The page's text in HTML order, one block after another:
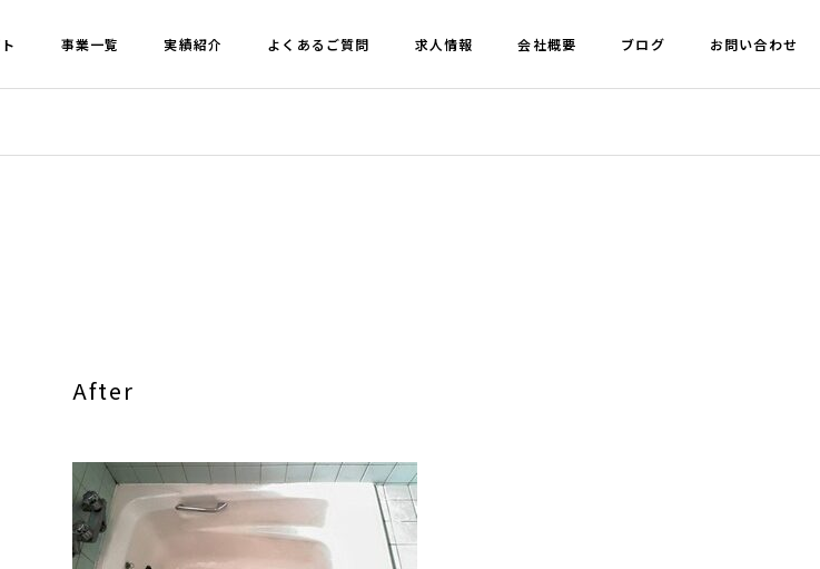
事業一覧 実績紹介 よくあるご質問 求人情報 会社概要 ブログ お問い合わせ
After